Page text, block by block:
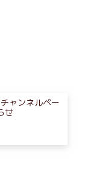
ャンネルペー
せ